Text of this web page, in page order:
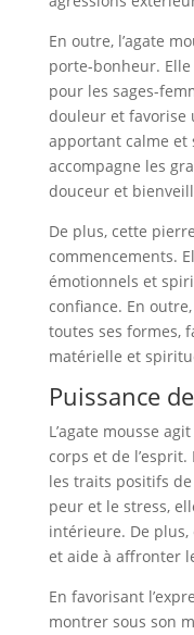
En outre, l’agate
porte-bonheur.
pour les sages-
douleur et favorise
apportant calme et
accompagne les
douceur et
De plus, cette
commencements.
émotionnels et
confiance. En
toutes ses formes,
matérielle et
Puissance
L’agate mousse
corps et de
les traits positifs
peur et le stress,
intérieure. De
et aide à affronter
En favorisant
montrer sous son